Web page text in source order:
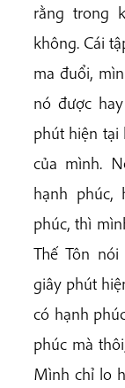
rằng trong
không. Cái
ma đuổi,
nó được
phút hiện
của mình.
hạnh phúc,
phúc, thì
Thế Tôn
giây phút
có hạnh
phúc mà
Mình chỉ lo